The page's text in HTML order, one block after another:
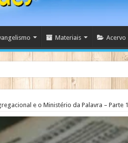
Materiais Acervo
e o Ministério da Palavra – Parte 1